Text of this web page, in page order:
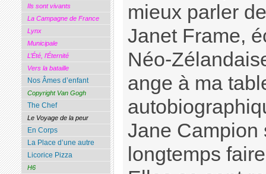
mieux parler
Janet Frame,
Néo-
ange à ma
Jane Campion
longtemps
Ils sont vivants
La Campagne de France
Lynx
Municipale
L’Été, l’Éternité
Vers la bataille
Nos Âmes d’enfant
Copyright Van Gogh
The Chef
Le Voyage de la peur
En Corps
La Place d’une autre
Licorice Pizza
H6